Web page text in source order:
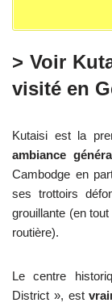
> Voir
visité en
Kutaisi est la
ambiance
Cambodge en
ses trottoirs
grouillante (en
routière).
Le centre
District », est